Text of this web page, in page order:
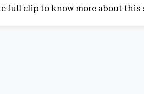
full clip to know more about this